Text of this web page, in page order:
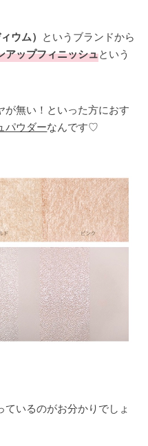
ウム） というブランドから
アップフィニッシュという
が無い！といった方におす
パウダーなんです♡
いるのがお分かりでしょ